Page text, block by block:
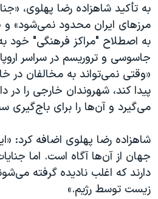
به تأکید شاهزاده رضا پهلوی،
مرزهای ایران محدود نمی‌شود» و
به اصطلاح "مراکز فرهنگی" خود
جاسوسی و تروریسم در سراسر
«وقتی نمی‌تواند به مخالفان در
پیدا کند، شهروندان خارجی را در
می‌گیرد و آن‌ها را برای باج‌گیری
شاهزاده رضا پهلوی اضافه کرد:
جهان از آن‌ها آگاه است. اما
دارند که اغلب نادیده گرفته
زیست توسط رژیم.»